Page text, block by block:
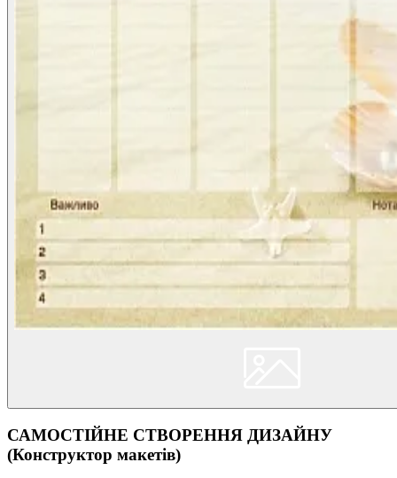
САМОСТІЙНЕ СТВОРЕННЯ ДИЗАЙНУ
(Конструктор макетів)